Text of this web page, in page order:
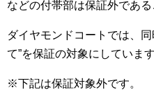
などの付帯部は保証外であ
ダイヤモンドコートでは、
て”を保証の対象にしています
※下記は保証対象外です。